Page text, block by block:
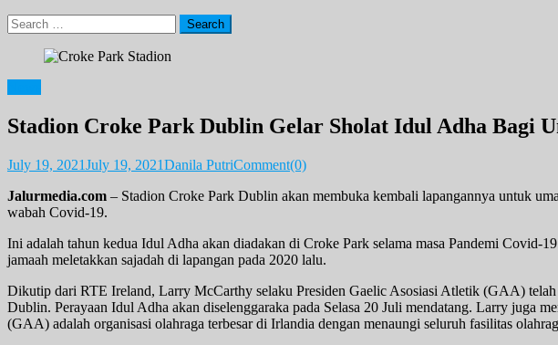
Search
for:
Stadion Croke Park Dublin Gelar Sholat Idul Adha Bagi
July 19, 2021July 19, 2021Danila PutriComment(0)
Jalurmedia.com – Stadion Croke Park Dublin akan membuka kembali lapangannya untuk
wabah Covid-19.
Ini adalah tahun kedua Idul Adha akan diadakan di Croke Park selama masa Pandemi
jamaah meletakkan sajadah di lapangan pada 2020 lalu.
Dikutip dari RTE Ireland, Larry McCarthy selaku Presiden Gaelic Asosiasi Atletik (GAA)
Dublin. Perayaan Idul Adha akan diselenggaraka pada Selasa 20 Juli mendatang. Larry juga
(GAA) adalah organisasi olahraga terbesar di Irlandia dengan menaungi seluruh fasilitas